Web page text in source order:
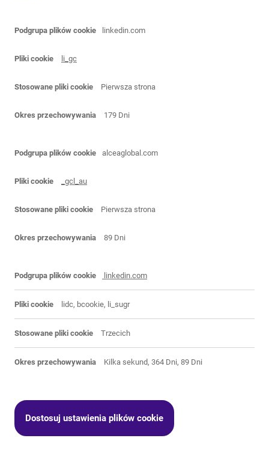
cookie
z
ich
linkedin.com
li_gc
Pierwsza strona
179 Dni
alceaglobal.com
_gcl_au
Pierwsza strona
89 Dni
linkedin.com
lidc, bcookie, li_sugr
Trzecich
Kilka sekund, 364 Dni, 89 Dni
Dostosuj ustawienia plików cookie